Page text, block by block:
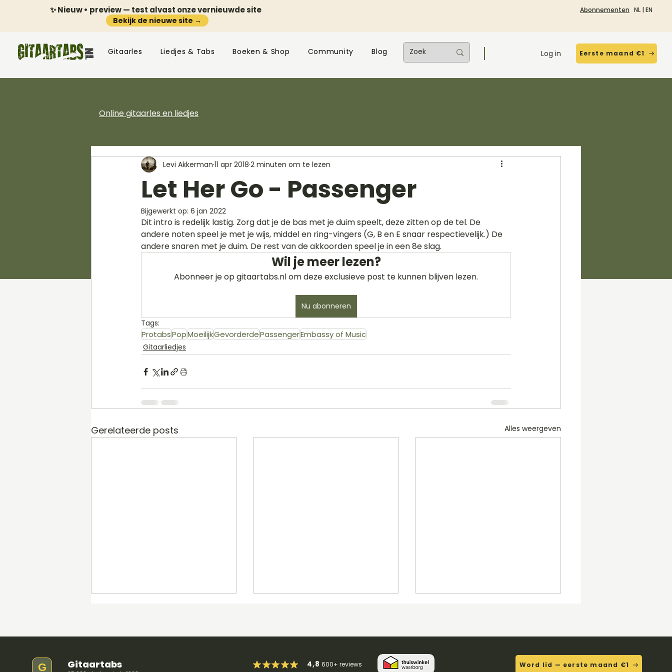
✨ Nieuw • preview — test alvast onze vernieuwde site
Bekijk de nieuwe site →
Abonnementen NL | EN
Gitaarles Liedjes & Tabs Boeken & Shop Community Blog Log in Eerste maand €1
Online gitaarles en liedjes
Let Her Go - Passenger
Levi Akkerman 11 apr 2018 2 minuten om te lezen
Bijgewerkt op: 6 jan 2022
Dit intro is redelijk lastig. Zorg dat je de bas met je duim speelt, deze zitten op de tel. De
andere noten speel je met je wijs, middel en ring-vingers (G, B en E snaar respectievelijk.) De
andere snaren met je duim. De rest van de akkoorden speel je in een 8e slag.
Wil je meer lezen?
Abonneer je op gitaartabs.nl om deze exclusieve post te kunnen blijven lezen.
Nu abonneren
Tags:
ProtabsPopMoeilijkGevorderdePassengerEmbassy of Music
Gitaarliedjes
Gerelateerde posts Alles weergeven
G Gitaartabs 4,8600+reviews Word lid — eerste maand €1